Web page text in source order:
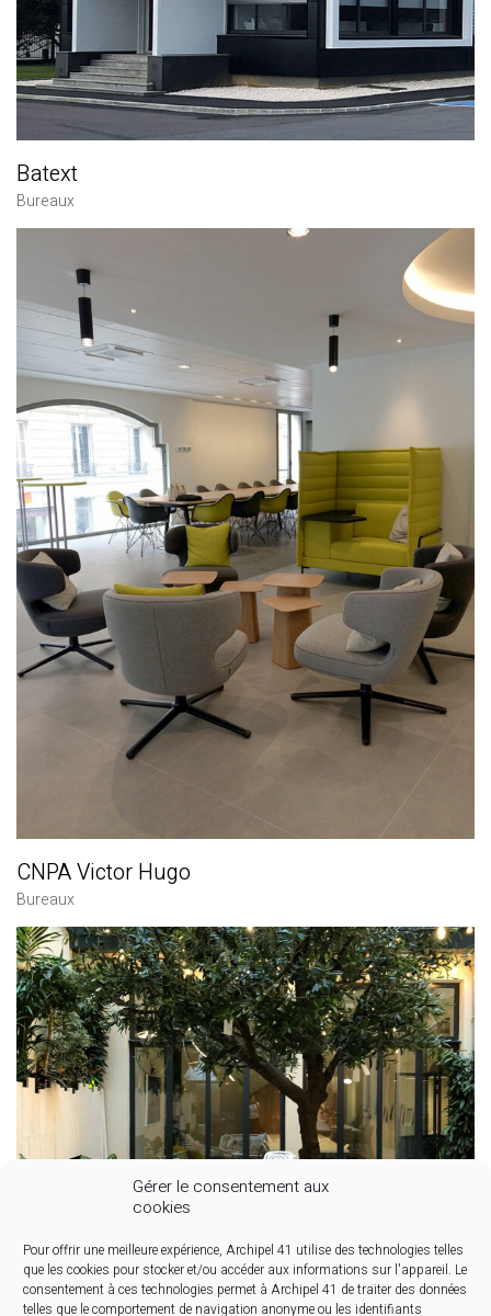
Gérer le consentement aux
cookies
Pour offrir une meilleure expérience, Archipel 41 utilise des technologies telles
que les cookies pour stocker et/ou accéder aux informations sur l'appareil. Le
consentement à ces technologies permet à Archipel 41 de traiter des données
telles que le comportement de navigation anonyme ou les identifiants
Batext
Bureaux
CNPA Victor Hugo
Bureaux